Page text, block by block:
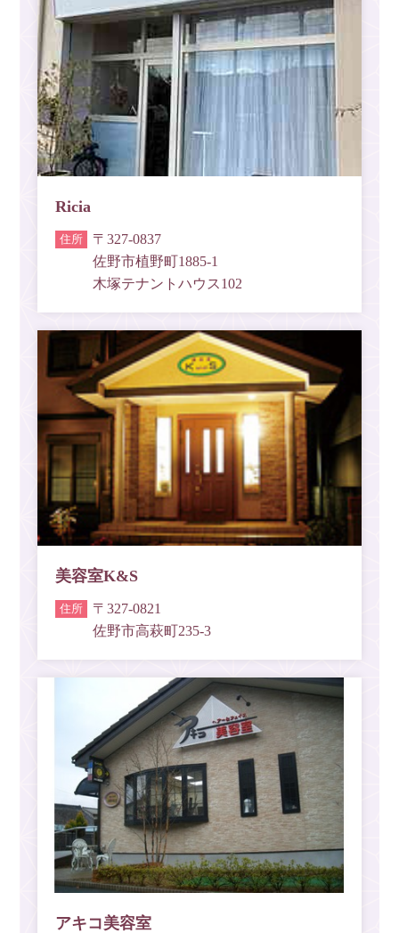
Ricia
〒327-0837
佐野市植野町1885-1
木塚テナントハウス102
美容室K&S
〒327-0821
佐野市高萩町235-3
アキコ美容室